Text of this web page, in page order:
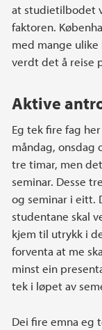
at studietilbodet
faktoren.
med mange
verdt det å reise
Aktive
Eg tek fire fag
måndag, onsdag
tre timar, men
seminar. Desse
og seminar i eitt.
studentane skal
kjem til utrykk i
forventa at me
minst ein
tek i løpet av
Dei fire emna eg